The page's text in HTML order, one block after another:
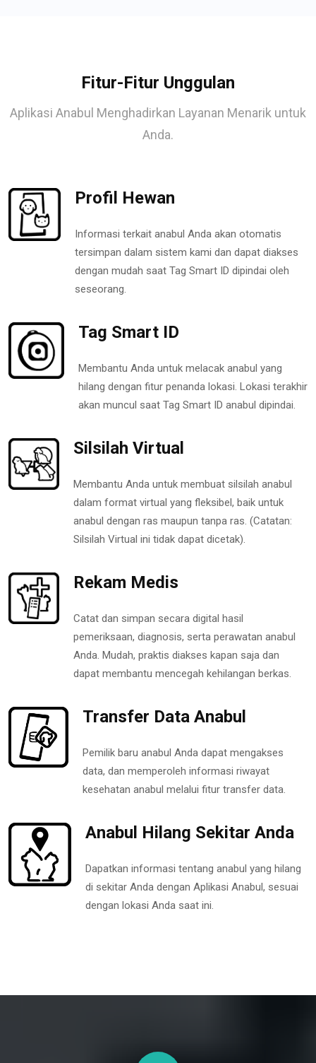
Fitur-Fitur Unggulan
Aplikasi Anabul Menghadirkan Layanan Menarik untuk
Anda.
Profil Hewan
Informasi terkait anabul Anda akan otomatis
tersimpan dalam sistem kami dan dapat diakses
dengan mudah saat Tag Smart ID dipindai oleh
seseorang.
Tag Smart ID
Membantu Anda untuk melacak anabul yang
hilang dengan fitur penanda lokasi. Lokasi terakhir
akan muncul saat Tag Smart ID anabul dipindai.
Silsilah Virtual
Membantu Anda untuk membuat silsilah anabul
dalam format virtual yang fleksibel, baik untuk
anabul dengan ras maupun tanpa ras. (Catatan:
Silsilah Virtual ini tidak dapat dicetak).
Rekam Medis
Catat dan simpan secara digital hasil
pemeriksaan, diagnosis, serta perawatan anabul
Anda. Mudah, praktis diakses kapan saja dan
dapat membantu mencegah kehilangan berkas.
Transfer Data Anabul
Pemilik baru anabul Anda dapat mengakses
data, dan memperoleh informasi riwayat
kesehatan anabul melalui fitur transfer data.
Anabul Hilang Sekitar Anda
Dapatkan informasi tentang anabul yang hilang
di sekitar Anda dengan Aplikasi Anabul, sesuai
dengan lokasi Anda saat ini.